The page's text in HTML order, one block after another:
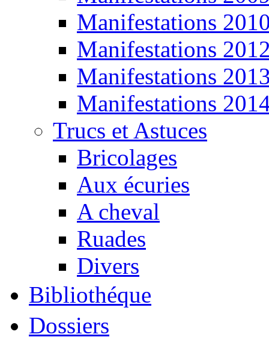
Manifestations
Manifestations
Manifestations
Manifestations
Trucs et Astuces
Bricolages
Aux écuries
A cheval
Ruades
Divers
Bibliothéque
Dossiers